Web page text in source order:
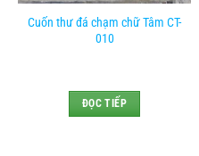
Cuốn thư đá chạm chữ Tâm CT-
010
ĐỌC TIẾP